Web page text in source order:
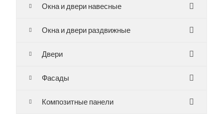
Окна и двери навесные
Окна и двери раздвижные
Двери
Фасады
Композитные панели